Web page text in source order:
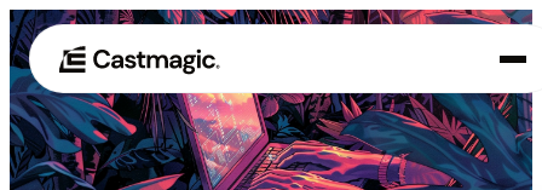
01 Producto